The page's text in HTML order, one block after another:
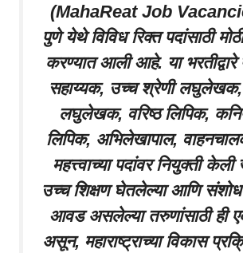
(MahaReat Job
पुणे येथे विविध रिक्त पदांसाठी
करण्यात आली आहे. या भरतीद्वारे
सहाय्यक, उच्च श्रेणी लघुलेखक,
लघुलेखक, वरिष्ठ लिपिक,
लिपिक, अभिलेखापाल,
महत्त्वाच्या पदांवर नियुक्ती
उच्च शिक्षण घेतलेल्या आणि
आवड असलेल्या तरुणांसाठी ही
असून, महाराष्ट्राच्या विकास